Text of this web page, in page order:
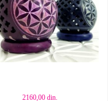
Dodaj u korpu
2160,00din.